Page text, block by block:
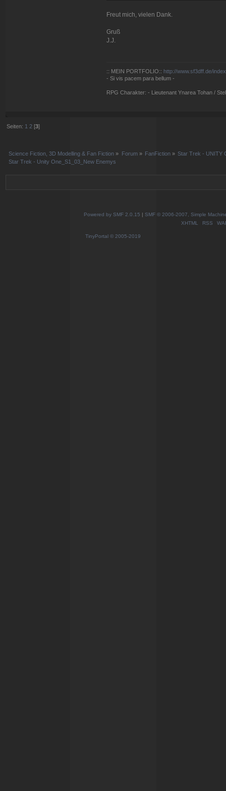
Freut mich, vielen Dank.
Gruß
J.J.
:: MEIN PORTFOLIO:: http://www.sf3dff.de/
- Si vis pacem para bellum -
RPG Charakter: - Lieutenant Ynarea Tohan /
Seiten: 1 2 [3]
Science Fiction, 3D Modelling & Fan Fiction » Forum» FanFiction » Star Trek - UNITY
Star Trek - Unity One_S1_03_New Enemys
Powered by SMF 2.0.15 | SMF © 2006-2007, Simple
XHTML
RSS
TinyPortal © 2005-2019